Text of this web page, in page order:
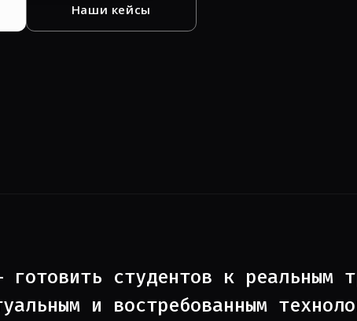
Наши кейсы
студентов к реальным
и востребованным